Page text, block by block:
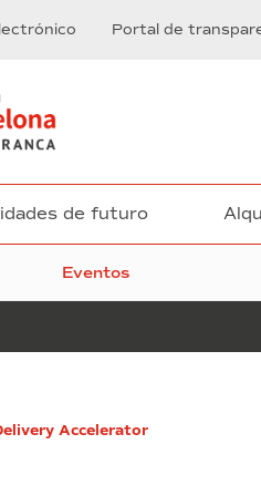
Portal de
de futuro
Eventos
Accelerator